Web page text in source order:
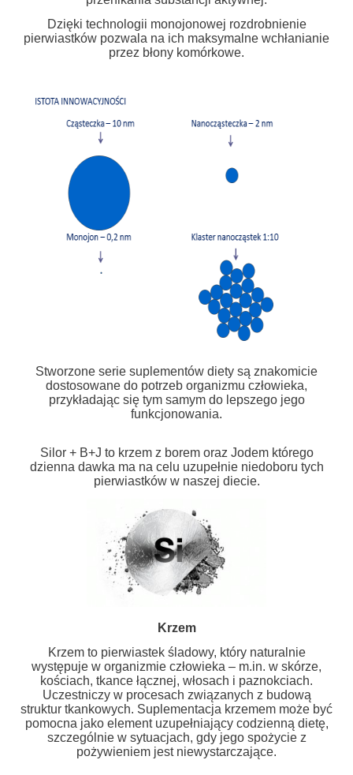
Dzięki technologii monojonowej rozdrobnienie
pierwiastków pozwala na ich maksymalne wchłanianie
przez błony komórkowe.
Stworzone serie suplementów diety są znakomicie
dostosowane do potrzeb organizmu człowieka,
przykładając się tym samym do lepszego jego
funkcjonowania.
Silor + B+J to krzem z borem oraz Jodem którego
dzienna dawka ma na celu uzupełnie niedoboru tych
pierwiastków w naszej diecie.
Krzem
Krzem to pierwiastek śladowy, który naturalnie
występuje w organizmie człowieka – m.in. w skórze,
kościach, tkance łącznej, włosach i paznokciach.
Uczestniczy w procesach związanych z budową
struktur tkankowych. Suplementacja krzemem może być
pomocna jako element uzupełniający codzienną dietę,
szczególnie w sytuacjach, gdy jego spożycie z
pożywieniem jest niewystarczające.